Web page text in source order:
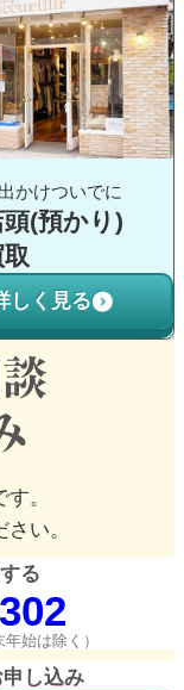
かけついでに
頭(預かり)
しく見る
。
い。
る
始は除く）
し込み